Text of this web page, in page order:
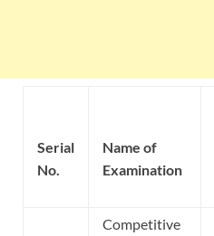
Serial
No.
Name of
Examination
Competitive